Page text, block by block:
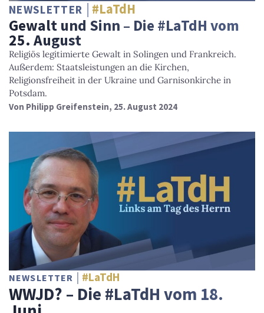
NEWSLETTER #LaTdH
Gewalt und Sinn – Die #LaTdH vom
25. August
Religiös legitimierte Gewalt in Solingen und Frankreich.
Außerdem: Staatsleistungen an die Kirchen,
Religionsfreiheit in der Ukraine und Garnisonkirche in
Potsdam.
Von Philipp Greifenstein, 25. August 2024
NEWSLETTER #LaTdH
WWJD? – Die #LaTdH vom 18.